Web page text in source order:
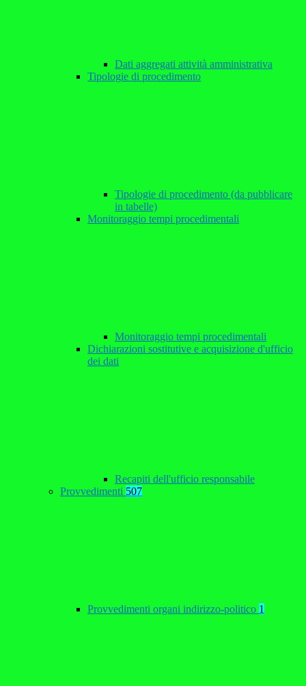
Dati aggregati attività amministrativa
Tipologie di procedimento
Tipologie di procedimento (da pubblicare
in tabelle)
Monitoraggio tempi procedimentali
Monitoraggio tempi procedimentali
Dichiarazioni sostitutive e acquisizione d'ufficio
dei dati
Recapiti dell'ufficio responsabile
Provvedimenti 507
Provvedimenti organi indirizzo-politico 1